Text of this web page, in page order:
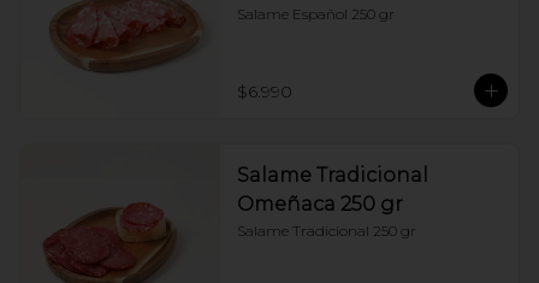
Salame Español 250 gr
$6.990
Salame Tradicional
Omeñaca 250 gr
Salame Tradicional 250 gr